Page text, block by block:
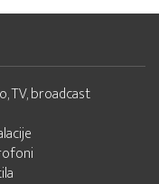
TV, broadcast